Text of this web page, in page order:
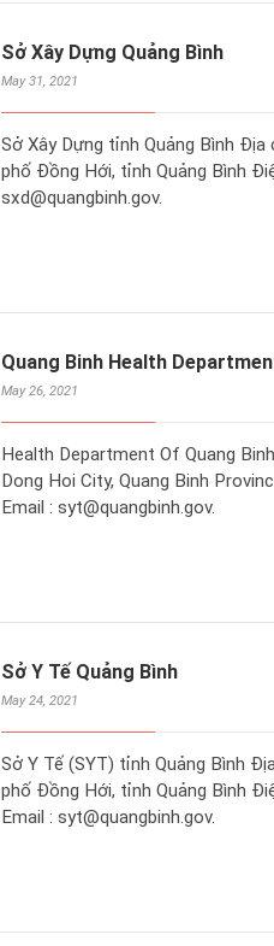
Sở Xây Dựng Quảng Bình
May 31, 2021
Sở Xây Dựng tỉnh Quảng Bình
phố Đồng Hới, tỉnh Quảng Bình
sxd@quangbinh.gov.
Quang Binh Health
May 26, 2021
Health Department Of Quang
Dong Hoi City, Quang Binh
Email : syt@quangbinh.gov.
Sở Y Tế Quảng Bình
May 24, 2021
Sở Y Tế (SYT) tỉnh Quảng Bình
phố Đồng Hới, tỉnh Quảng Bình
Email : syt@quangbinh.gov.